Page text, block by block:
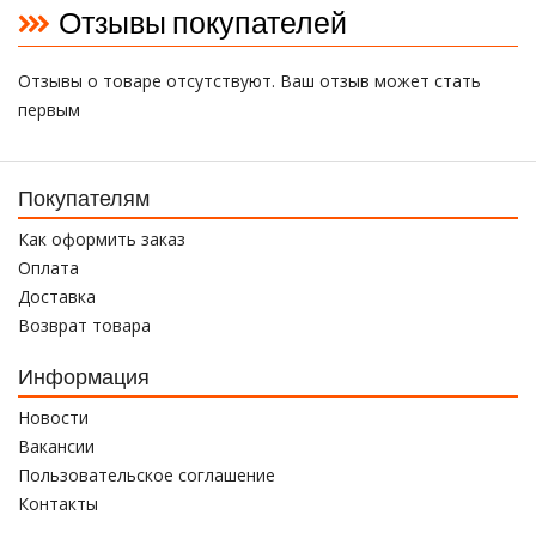
Отзывы покупателей
Отзывы о товаре отсутствуют. Ваш отзыв может стать
первым
Покупателям
Как оформить заказ
Оплата
Доставка
Возврат товара
Информация
Новости
Вакансии
Пользовательское соглашение
Контакты